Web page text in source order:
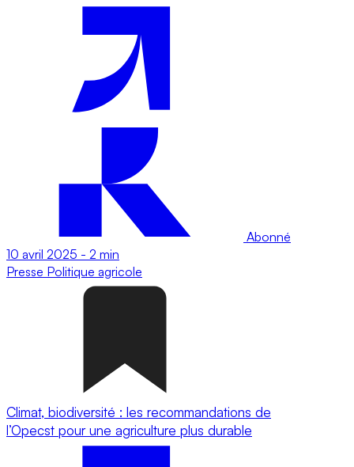
Abonné
10 avril 2025 - 2 min
Presse Politique agricole
Climat, biodiversité : les recommandations de
l’Opecst pour une agriculture plus durable